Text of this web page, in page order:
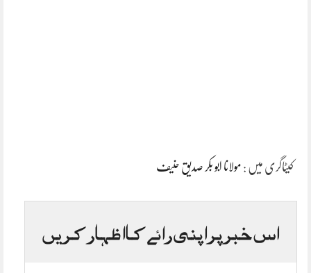
کیٹاگری میں : مولانا ابو بکر صدیق حنیف
اس خبر پر اپنی رائے کا اظہار کریں